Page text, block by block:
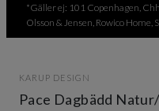
*Gäller ej: 101 Copenhagen,
Olsson & Jensen, Rowico Home,
KARUP DESIGN
Pace Dagbädd